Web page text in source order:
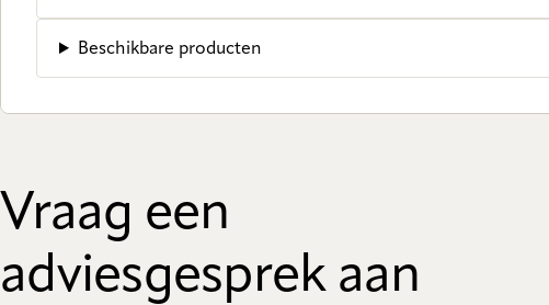
Beschikbare producten
Vraag een
adviesgesprek aan